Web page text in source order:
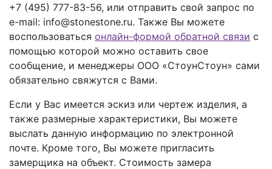
+7 (495) 777-83-56, или отправить свой запрос по
e-mail: info@stonestone.ru. Также Вы можете
воспользоваться онлайн-формой обратной связи с
помощью которой можно оставить свое
сообщение, и менеджеры ООО «СтоунСтоун» сами
обязательно свяжутся с Вами.
Если у Вас имеется эскиз или чертеж изделия, а
также размерные характеристики, Вы можете
выслать данную информацию по электронной
почте. Кроме того, Вы можете пригласить
замерщика на объект. Стоимость замера